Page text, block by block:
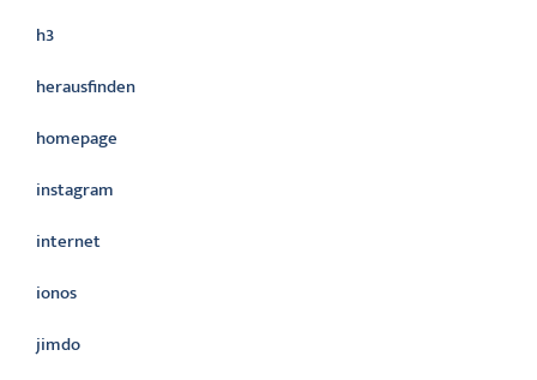
h3
herausfinden
homepage
instagram
internet
ionos
jimdo